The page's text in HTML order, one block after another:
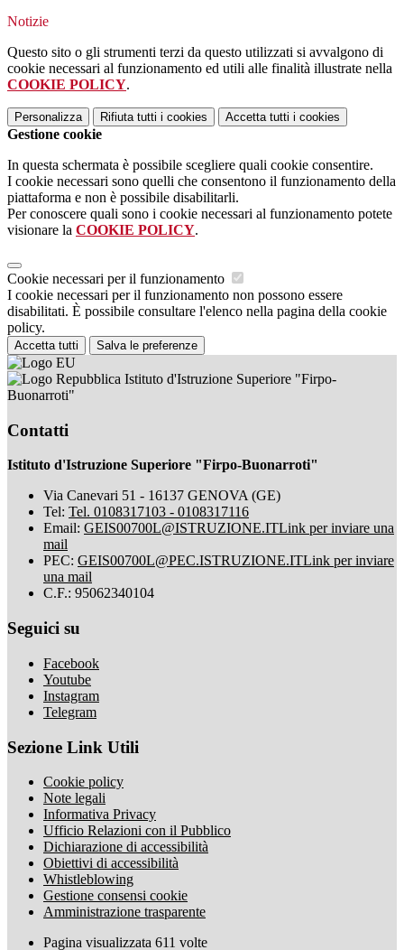
Notizie
Questo sito o gli strumenti terzi da questo utilizzati si avvalgono di
cookie necessari al funzionamento ed utili alle finalità illustrate nella
COOKIE POLICY.
Personalizza Rifiuta tutti i cookies Accetta tutti i cookies
Gestione cookie
In questa schermata è possibile scegliere quali cookie consentire.
I cookie necessari sono quelli che consentono il funzionamento della
piattaforma e non è possibile disabilitarli.
Per conoscere quali sono i cookie necessari al funzionamento potete
visionare la COOKIE POLICY.
Cookie necessari per il funzionamento
I cookie necessari per il funzionamento non possono essere
disabilitati. È possibile consultare l'elenco nella pagina della cookie
policy.
Accetta tutti Salva le preferenze
Istituto d'Istruzione Superiore "Firpo-
Buonarroti"
Contatti
Istituto d'Istruzione Superiore "Firpo-Buonarroti"
Via Canevari 51 - 16137 GENOVA (GE)
Tel: Tel. 0108317103 - 0108317116
Email: GEIS00700L@ISTRUZIONE.ITLink per inviare una
mail
PEC: GEIS00700L@PEC.ISTRUZIONE.ITLink per inviare
una mail
C.F.: 95062340104
Seguici su
Facebook
Youtube
Instagram
Telegram
Sezione Link Utili
Cookie policy
Note legali
Informativa Privacy
Ufficio Relazioni con il Pubblico
Dichiarazione di accessibilità
Obiettivi di accessibilità
Whistleblowing
Gestione consensi cookie
Amministrazione trasparente
Pagina visualizzata 611 volte